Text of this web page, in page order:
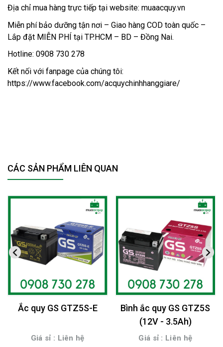
Địa chỉ mua hàng trực tiếp tại website: muaacquy.vn
Miễn phí bảo dưỡng tận nơi – Giao hàng COD toàn quốc –
Lắp đặt MIỄN PHÍ tại TP.HCM – BD – Đồng Nai.
Hotline: 0908 730 278
Kết nối với fanpage của chúng tôi:
https://www.facebook.com/acquychinhhanggiare/
CÁC SẢN PHẨM LIÊN QUAN
Ắc quy GS GTZ5S-E
Giá sỉ : Liên hệ
Bình ắc quy GS GTZ5S
(12V - 3.5Ah)
Giá sỉ : Liên hệ